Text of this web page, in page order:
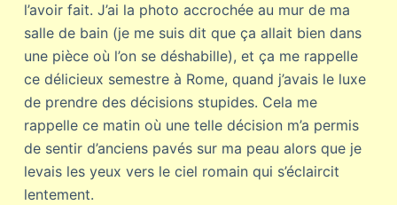
l’avoir fait. J’ai la photo accrochée au mur de ma
salle de bain (je me suis dit que ça allait bien dans
une pièce où l’on se déshabille), et ça me rappelle
ce délicieux semestre à Rome, quand j’avais le luxe
de prendre des décisions stupides. Cela me
rappelle ce matin où une telle décision m’a permis
de sentir d’anciens pavés sur ma peau alors que je
levais les yeux vers le ciel romain qui s’éclaircit
lentement.